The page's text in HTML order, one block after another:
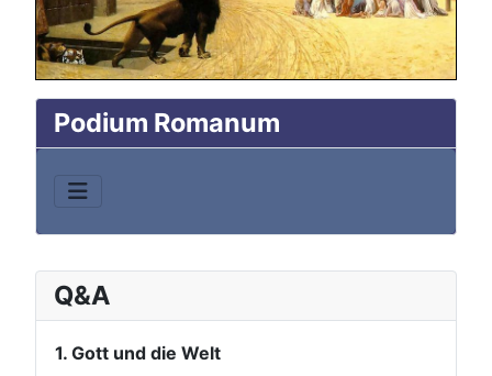
Q&A
1. Gott und die Welt
Podium Romanum